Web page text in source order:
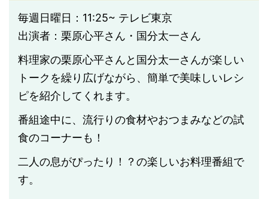
毎週日曜日：11:25~ テレビ東京
出演者：栗原心平さん・国分太一さん
料理家の栗原心平さんと国分太一さんが楽しい
トークを繰り広げながら、簡単で美味しいレシ
ピを紹介してくれます。
番組途中に、流行りの食材やおつまみなどの試
食のコーナーも！
二人の息がぴったり！？の楽しいお料理番組で
す。